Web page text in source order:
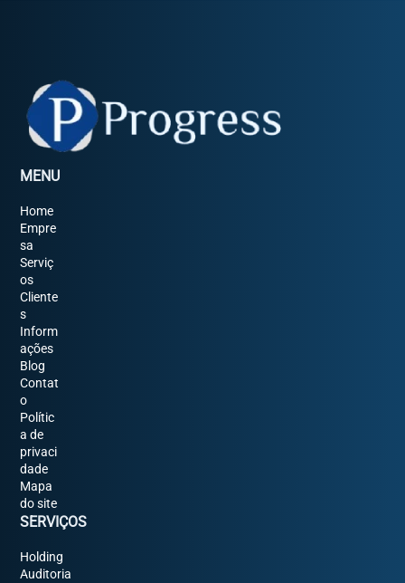
MENU
Home
Empre
sa
Serviç
os
Cliente
s
Inform
ações
Blog
Contat
o
Polític
a de
privaci
dade
Mapa
do site
SERVIÇOS
Holding
Auditoria